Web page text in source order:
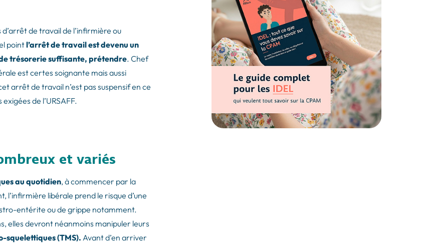
d’arrêt de travail de l’infirmière ou
pointl’arrêt de travail est devenu un
trésorerie suffisante, prétendre. Chef
est certes soignante mais aussi
arrêt de travail n’est pas suspensif en ce
de l’URSAFF.
et variés
au quotidien, à commencer par la
l’infirmière libérale prend le risque d’une
entérite ou de grippe notamment.
elles devront néanmoins manipuler leurs
squelettiques (TMS). Avant d’en arriver